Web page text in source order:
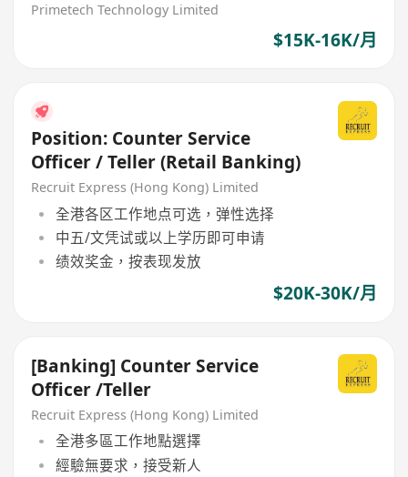
Primetech Technology Limited
$15K-16K/月
Position: Counter Service
Officer / Teller (Retail Banking)
Recruit Express (Hong Kong) Limited
全港各区工作地点可选，弹性选择
中五/文凭试或以上学历即可申请
绩效奖金，按表现发放
$20K-30K/月
[Banking] Counter Service
Officer /Teller
Recruit Express (Hong Kong) Limited
全港多區工作地點選擇
經驗無要求，接受新人